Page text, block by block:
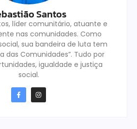
Santos
líder comunitário, atuante e
nas comunidades. Como
sua bandeira de luta tem
das Comunidades”. Tudo por
igualdade e justiça
social.